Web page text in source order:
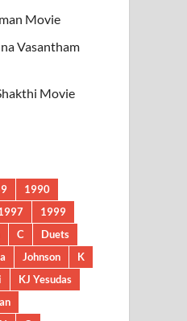
Movie
Vasantham
Movie
1990
1999
C
Duets
Johnson
K
KJ Yesudas